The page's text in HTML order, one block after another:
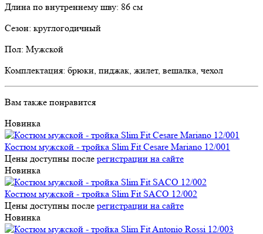
Длина по внутреннему шву: 86 см
Сезон: круглогодичный
Пол: Мужской
Комплектация: брюки, пиджак, жилет, вешалка, чехол
Вам также понравится
Новинка
Костюм мужской - тройка Slim Fit Cesare Mariano 12/001
Цены доступны после регистрации на сайте
Новинка
Костюм мужской - тройка Slim Fit SACO 12/002
Цены доступны после регистрации на сайте
Новинка